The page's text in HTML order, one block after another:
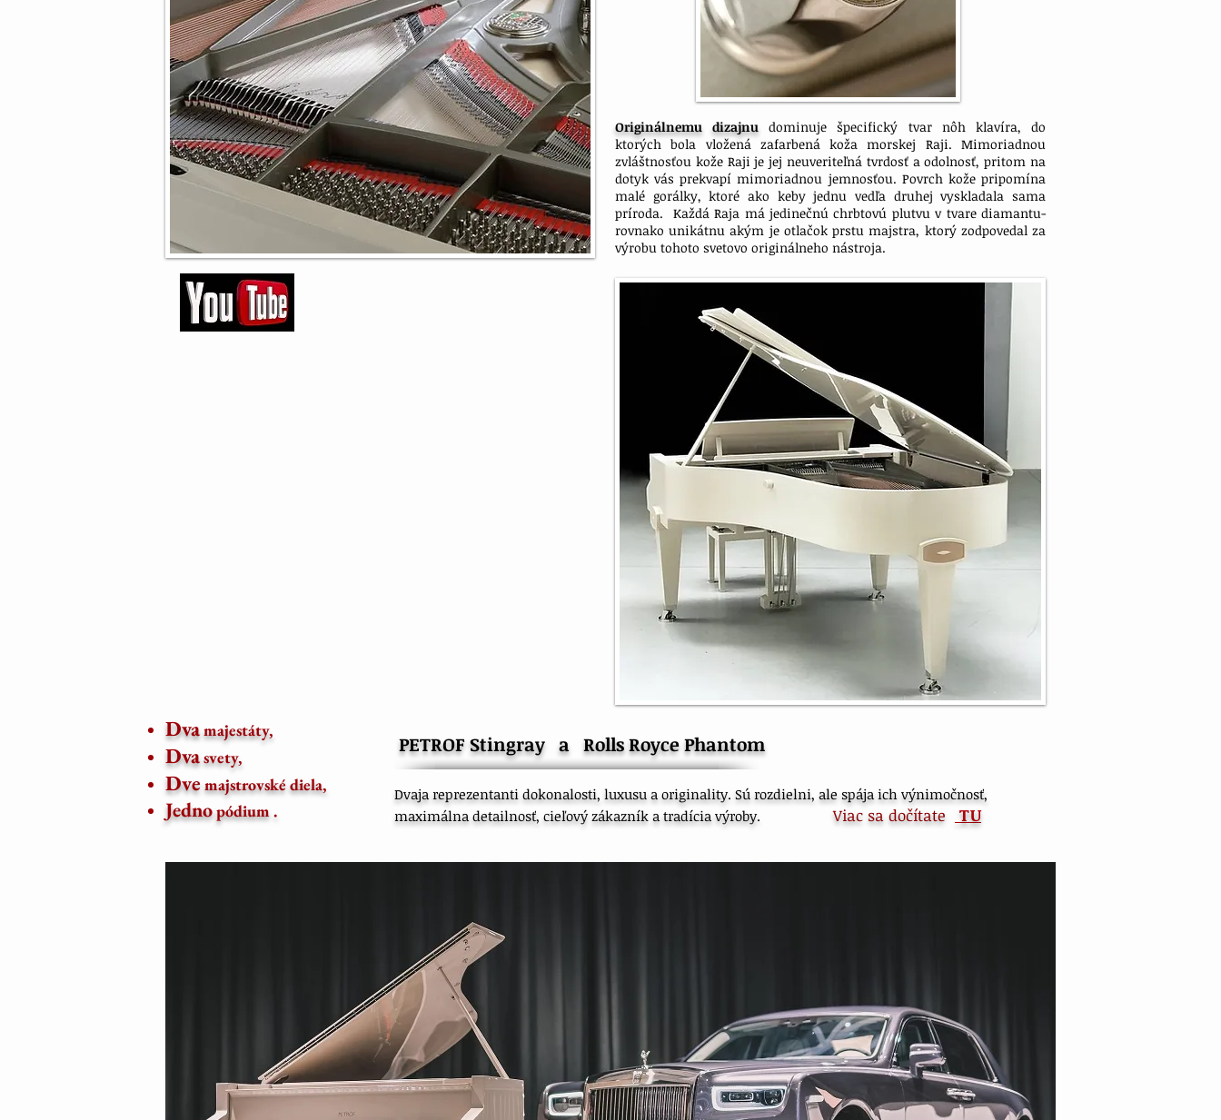
Originálnemu dizajnu dominuje špecifický tvar nôh klavíra, do
ktorých bola vložená zafarbená koža morskej Raji. Mimoriadnou
zvláštnosťou kože Raji je jej neuveriteľná tvrdosť a odolnosť, pritom na
dotyk vás prekvapí mimoriadnou jemnosťou. Povrch kože pripomína
malé gorálky, ktoré ako keby jednu vedľa druhej vyskladala sama
príroda. Každá Raja má jedinečnú chrbtovú plutvu v tvare diamantu-
rovnako unikátnu akým je otlačok prstu majstra, ktorý zodpovedal za
výrobu tohoto svetovo originálneho nástroja.
Dvamajestáty,
Dvasvety,
Dve majstrovské diela,
Jednopódium .
PETROF Stingray a Rolls Royce Phantom
Dvaja reprezentanti dokonalosti, luxusu a originality. Sú rozdielni, ale spája ich výnimočnosť,
maximálna detailnosť, cieľový zákazník a tradícia výroby.
Viac sa dočítate TU